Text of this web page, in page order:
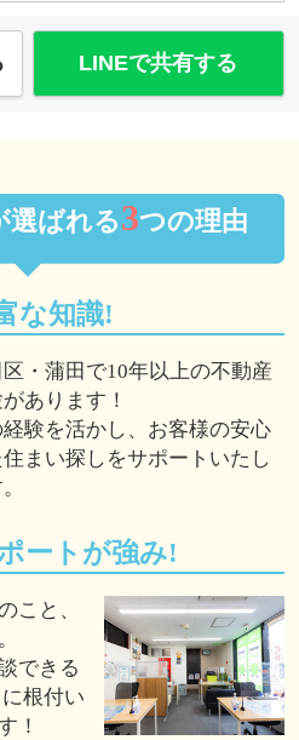
LINEで共有する
選ばれる3つの理由
な知識!
・蒲田で10年以上の不動産
あります！
経験を活かし、お客様の安心
住まい探しをサポートいたし
ートが強み!
こと、
できる
根付い
！